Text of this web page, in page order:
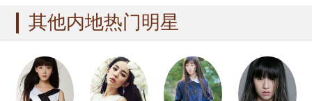
其他内地热门明星